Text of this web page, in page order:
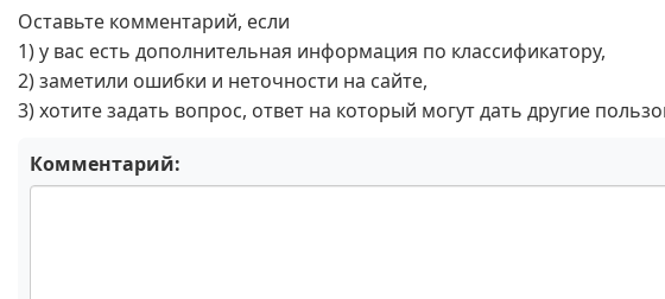
Оставьте комментарий, если
1) у вас есть дополнительная информация по классификатору,
2) заметили ошибки и неточности на сайте,
3) хотите задать вопрос, ответ на который могут дать другие
Комментарий: